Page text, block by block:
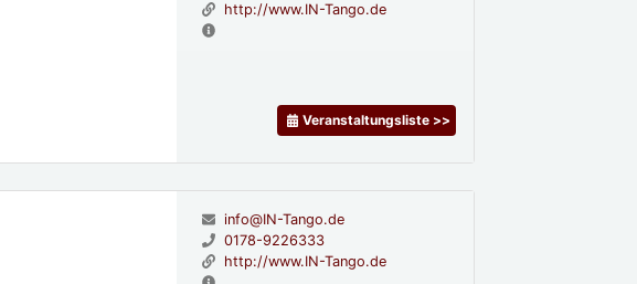
http://www.IN-Tango.de
Veranstaltungsliste >>
info@IN-Tango.de
0178-9226333
http://www.IN-Tango.de